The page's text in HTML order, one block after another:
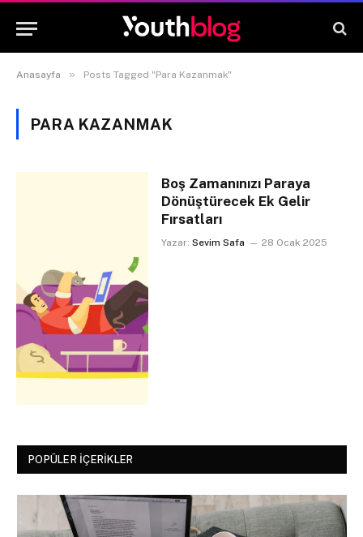
Anasayfa » Posts Tagged "Para Kazanmak"
PARA KAZANMAK
Boş Zamanınızı Paraya
Dönüştürecek Ek Gelir
Fırsatları
Yazar: Sevim Safa 28 Ocak 2025
POPÜLER İÇERIKLER